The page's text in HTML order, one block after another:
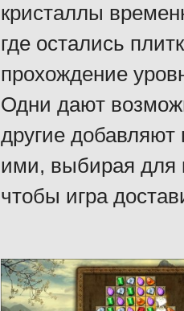
кристаллы
где остались
прохождение
Одни дают
другие
ими, выбирая для
чтобы игра